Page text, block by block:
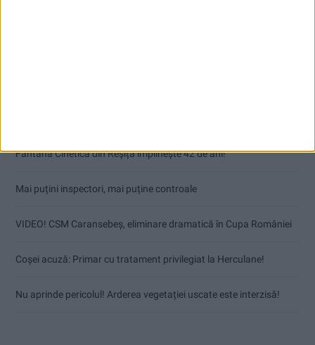
Fântâna Cinetică din Reșița împlinește 42 de ani!
Mai puțini inspectori, mai puține controale
VIDEO! CSM Caransebeș, eliminare dramatică în Cupa României
Coșei acuză: Primar cu tratament privilegiat la Herculane!
Nu aprinde pericolul! Arderea vegetației uscate este interzisă!